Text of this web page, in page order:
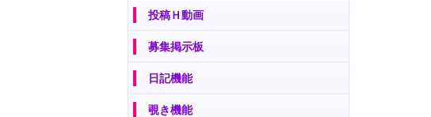
投稿Ｈ動画
募集掲示板
日記機能
覗き機能